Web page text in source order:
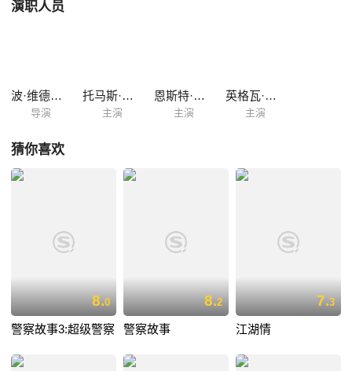
定，出现了不在场证明，甚至连警察自己也开始怀疑他们所见的一切。是
演职人员
波·维德伯格
导演
托马斯·冯·布罗姆森
主演
恩斯特·恩特
主演
英格瓦·希德沃尔
主演
猜你喜欢
8.0
警察故事3:超级警察
8.2
警察故事
7.3
江湖情